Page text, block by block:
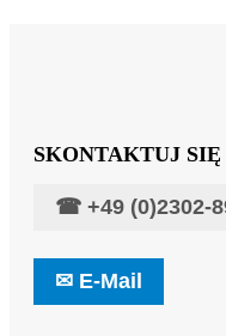
SKONTAKTUJ
☎ +49 (0)2302-
✉ E-Mail